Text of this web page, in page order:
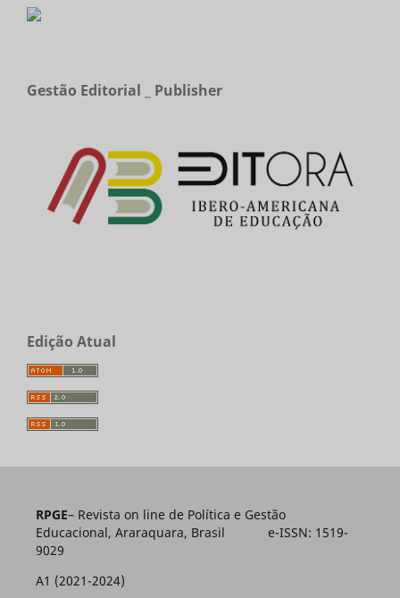
Gestão Editorial _ Publisher
Edição Atual
RPGE– Revista on line de Política e Gestão
Educacional, Araraquara, Brasil e-ISSN: 1519-
9029
A1 (2021-2024)